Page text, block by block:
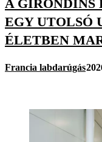
A
EGY UTOLSÓ
ÉLETBEN
Francia labdarúgás